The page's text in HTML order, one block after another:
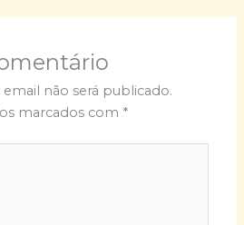
não será publicado.
marcados com *